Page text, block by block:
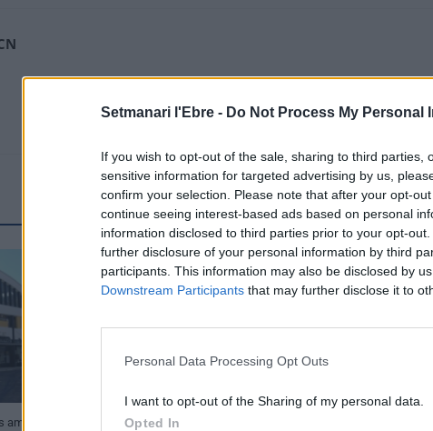
Setmanari l'Ebre - Do Not Process My Personal
If you wish to opt-out of the sale, sharing to third parties,
sensitive information for targeted advertising by us,
confirm your selection. Please note that after your opt-
continue seeing interest-based ads based on personal
information disclosed to third parties prior to your opt-
further disclosure of your personal information by third
participants. This information may also be disclosed by
Downstream Participants that may further disclose it to
Personal Data Processing Opt Outs
I want to opt-out of the Sharing of my personal data.
Opted In
un
La nova passarel·la entre Pla d’Empúries i